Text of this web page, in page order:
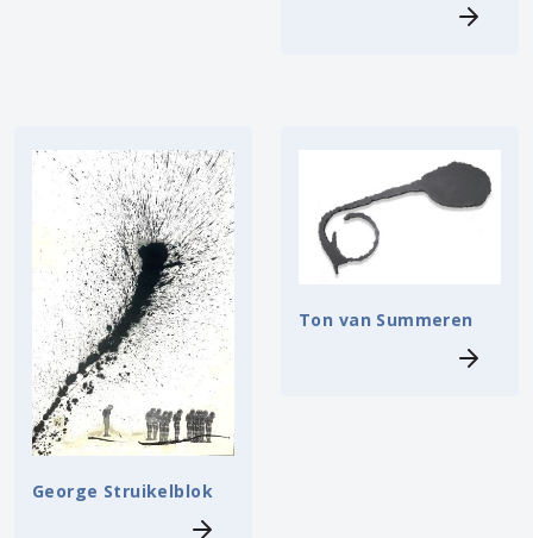
George Struikelblok
Ton van Summeren